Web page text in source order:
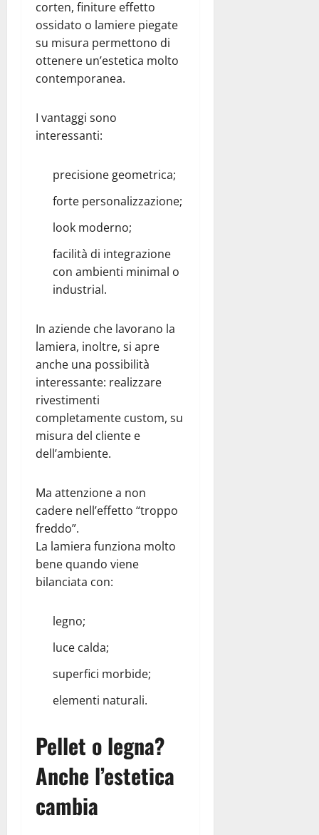
corten, finiture effetto
ossidato o lamiere piegate
su misura permettono di
ottenere un’estetica molto
contemporanea.
I vantaggi sono
interessanti:
precisione geometrica;
forte personalizzazione;
look moderno;
facilità di integrazione
con ambienti minimal o
industrial.
In aziende che lavorano la
lamiera, inoltre, si apre
anche una possibilità
interessante: realizzare
rivestimenti
completamente custom, su
misura del cliente e
dell’ambiente.
Ma attenzione a non
cadere nell’effetto “troppo
freddo”.
La lamiera funziona molto
bene quando viene
bilanciata con:
legno;
luce calda;
superfici morbide;
elementi naturali.
Pellet o legna?
Anche l’estetica
cambia